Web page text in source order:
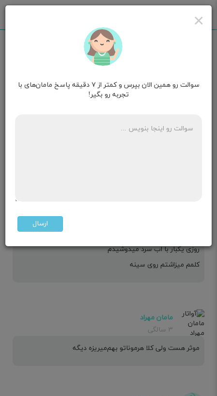
مامان سدنا ۳ سالگی
روزی یکبار با اب سرد میدوشیدم
کلمم میزاشتم روی سینه
مامان مهراد
۳ سالگی
موثر هست ولی کلا هرموناتو بهم‌میریزه دیگه
×
سوالت رو همین الان بپرس و کمتر از ۷ دقیقه پاسخ مامان‌های با
تجربه رو بگیر!
ارسال